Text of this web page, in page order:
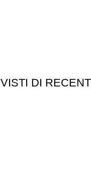
VISTI DI